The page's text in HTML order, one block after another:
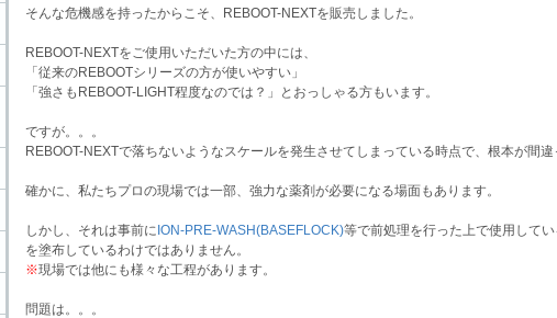
そんな危機感を持ったからこそ、REBOOT-NEXTを販売しました。
REBOOT-NEXTをご使用いただいた方の中には、
「従来のREBOOTシリーズの方が使いやすい」
「強さもREBOOT-LIGHT程度なのでは？」とおっしゃる方もいます。
ですが。。。
REBOOT-NEXTで落ちないようなスケールを発生させてしまっている時点で、根本が間違
確かに、私たちプロの現場では一部、強力な薬剤が必要になる場面もあります。
しかし、それは事前に ION-PRE-WASH(BASEFLOCK)等で前処理を行った上で使用して
を塗布しているわけではありません。
※現場では他にも様々な工程があります。
問題は。。。